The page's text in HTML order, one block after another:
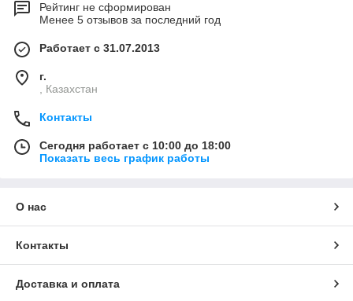
Рейтинг не сформирован
Менее 5 отзывов за последний год
Работает с 31.07.2013
г.
, Казахстан
Контакты
Сегодня работает с 10:00 до 18:00
Показать весь график работы
О нас
Контакты
Доставка и оплата